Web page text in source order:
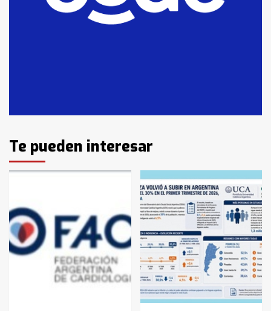
14 allanamientos con Gendarmería
en T.Lauquen, Pehuajó y Carlos
4
Accidente en Ruta 5: falleció un
5
Los precios de los combustibles en
La Pampa, desde YPF hasta Axion
entre 857 a 1338 pesos
Te pueden interesar